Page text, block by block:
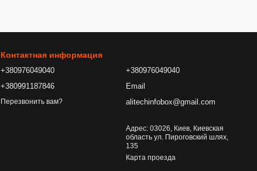
Контактная информация
+380976049040
+380991187846
Перезвонить вам?
+380976049040
Email
alitechinfobox@gmail.com
Адрес: 03026, Киев, Киевская
область ул. Пироговский шлях,
135
Карта проезда